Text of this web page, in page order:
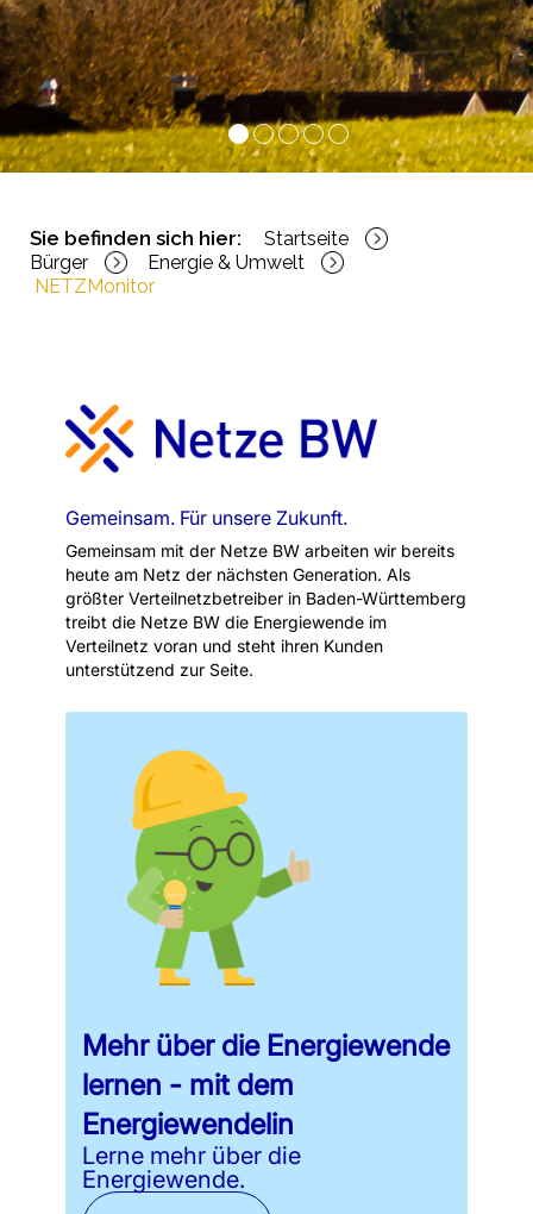
1 2 3 4 5
Sie befinden sich hier:
Startseite
Bürger
Energie & Umwelt
NETZMonitor